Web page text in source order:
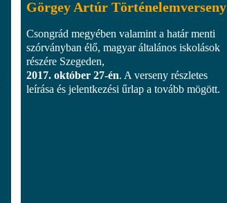
Görgey Artúr Történelemverseny
Csongrád megyében valamint a határ menti
szórványban élő, magyar általános iskolások
részére Szegeden,
2017. október 27-én. A verseny részletes
leírása és jelentkezési űrlap a tovább mögött.